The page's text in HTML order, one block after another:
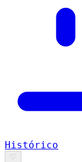
Histórico
♡